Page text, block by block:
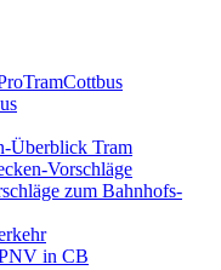
Überblick Tram
Vorschläge
zum Bahnhofs-
in CB